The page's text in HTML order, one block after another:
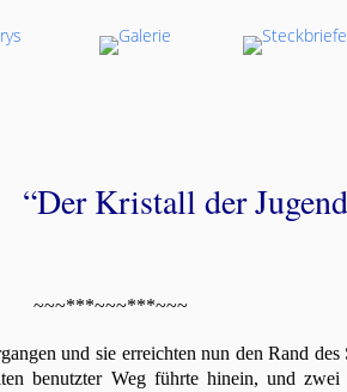
“Der Kristall der
~~~***~~~***~~~
und sie erreichten nun den Rand des
benutzter Weg führte hinein, und zwei